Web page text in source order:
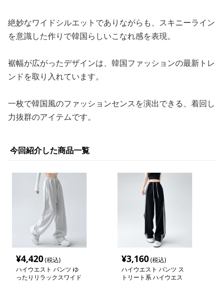
絶妙なワイドシルエットでありながらも、スキニーライン
を意識した作りで韓国らしいこなれ感を表現。
裾幅が広がったデザインは、韓国ファッションの最新トレ
ンドを取り入れています。
一枚で韓国風のファッションセンスを演出できる、着回し
力抜群のアイテムです。
今回紹介した商品一覧
¥4,420(税込)
ハイウエスト パンツ ゆ
ったりリラックスワイド
¥3,160(税込)
ハイウエスト パンツ ス
トリート系 ハイウエス